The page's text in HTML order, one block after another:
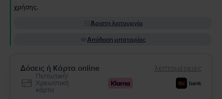
χρήσης.
Άριστη λειτουργία
Απόδοση μπαταρίας
Δόσεις ή Κάρτα online λεπτομέρειες
Πιστωτική/
Χρεωστική
κάρτα